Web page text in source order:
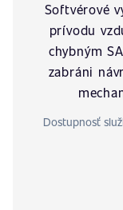
Softvérové
prívodu
chybným
zabráni
Dostupnosť